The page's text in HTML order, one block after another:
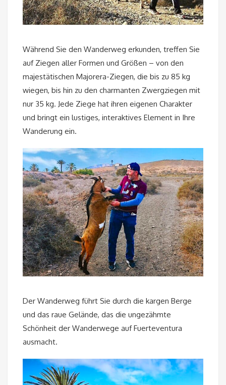
Während Sie den Wanderweg erkunden, treffen Sie
auf Ziegen aller Formen und Größen – von den
majestätischen Majorera-Ziegen, die bis zu 85 kg
wiegen, bis hin zu den charmanten Zwergziegen mit
nur 35 kg. Jede Ziege hat ihren eigenen Charakter
und bringt ein lustiges, interaktives Element in Ihre
Wanderung ein.
Der Wanderweg führt Sie durch die kargen Berge
und das raue Gelände, das die ungezähmte
Schönheit der Wanderwege auf Fuerteventura
ausmacht.